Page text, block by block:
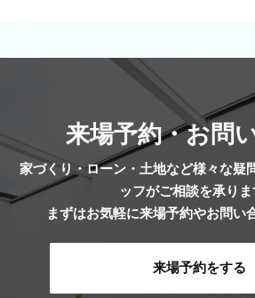
来場予約・お問
家づくり・ローン・土地など様々な疑
ッフがご相談を承りま
まずはお気軽に来場予約やお問い
来場予約をする